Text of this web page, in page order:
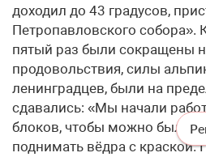
доходил до 43 градусов,
Петропавловского собора».
пятый раз были сокращены
продовольствия, силы
ленинградцев, были на
сдавались: «Мы начали
блоков, чтобы можно было
поднимать вёдра с